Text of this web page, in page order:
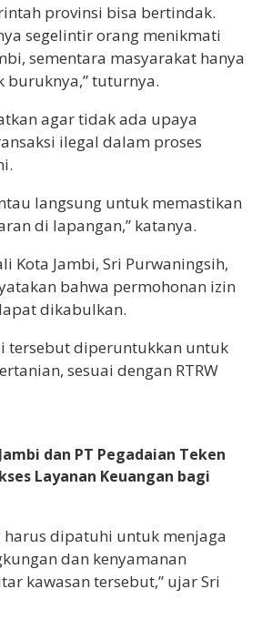
provinsi bisa bertindak.
segelintir orang menikmati
sementara masyarakat hanya
buruknya,” tuturnya.
agar tidak ada upaya
ilegal dalam proses
langsung untuk memastikan
di lapangan,” katanya.
Kota Jambi, Sri Purwaningsih,
bahwa permohonan izin
dikabulkan.
tersebut diperuntukkan untuk
sesuai dengan RTRW
dan PT Pegadaian Teken
Layanan Keuangan bagi
harus dipatuhi untuk menjaga
dan kenyamanan
kawasan tersebut,” ujar Sri